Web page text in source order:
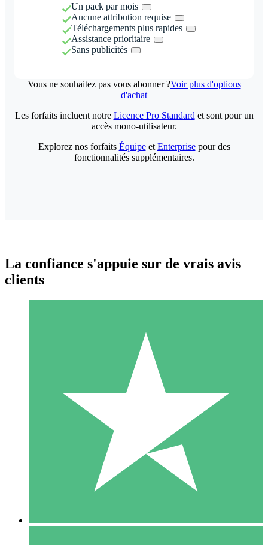
Un pack par mois
Aucune attribution requise
Téléchargements plus rapides
Assistance prioritaire
Sans publicités
Vous ne souhaitez pas vous abonner ?Voir plus d'options
d'achat
Packs de Crédits Individuels
Payez à l'utilisation avec des crédits de téléchargement. Sans
1 Téléchargement
10 00
Les forfaits incluent notre Licence Pro Standard et sont pour un
accès mono-utilisateur.
Explorez nos forfaits Équipeet Enterprisepour des
fonctionnalités supplémentaires.
La confiance s'appuie sur de vrais avis
clients